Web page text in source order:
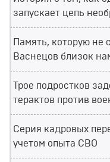
запускает цепь
Память, которую не
Васнецов близок
Трое подростков
терактов против
Серия кадровых
учетом опыта СВО